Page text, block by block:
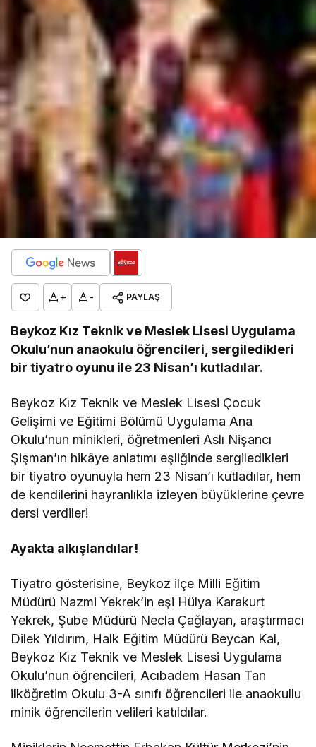
+ - PAYLAŞ
Beykoz Kız Teknik ve Meslek Lisesi Uygulama
Okulu’nun anaokulu öğrencileri, sergiledikleri
bir tiyatro oyunu ile 23 Nisan’ı kutladılar.
Beykoz Kız Teknik ve Meslek Lisesi Çocuk
Gelişimi ve Eğitimi Bölümü Uygulama Ana
Okulu’nun minikleri, öğretmenleri Aslı Nişancı
Şişman’ın hikâye anlatımı eşliğinde sergiledikleri
bir tiyatro oyunuyla hem 23 Nisan’ı kutladılar, hem
de kendilerini hayranlıkla izleyen büyüklerine çevre
dersi verdiler!
Ayakta alkışlandılar!
Tiyatro gösterisine, Beykoz ilçe Milli Eğitim
Müdürü Nazmi Yekrek’in eşi Hülya Karakurt
Yekrek, Şube Müdürü Necla Çağlayan, araştırmacı
Dilek Yıldırım, Halk Eğitim Müdürü Beycan Kal,
Beykoz Kız Teknik ve Meslek Lisesi Uygulama
Okulu’nun öğrencileri, Acıbadem Hasan Tan
ilköğretim Okulu 3-A sınıfı öğrencileri ile anaokullu
minik öğrencilerin velileri katıldılar.